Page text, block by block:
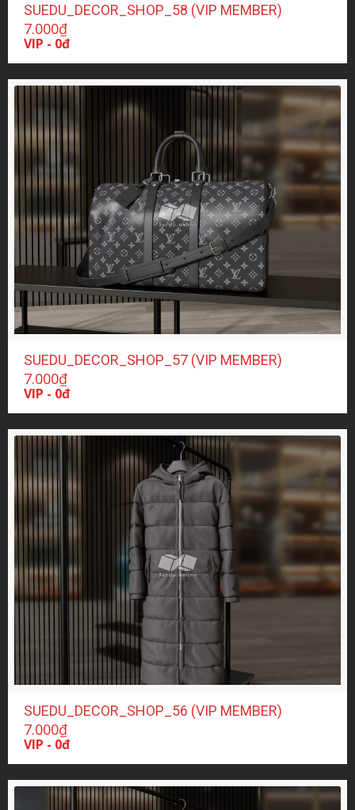
SUEDU_DECOR_SHOP_58 (VIP MEMBER)
7.000₫
VIP - 0đ
SUEDU_DECOR_SHOP_57 (VIP MEMBER)
7.000₫
VIP - 0đ
SUEDU_DECOR_SHOP_56 (VIP MEMBER)
7.000₫
VIP - 0đ